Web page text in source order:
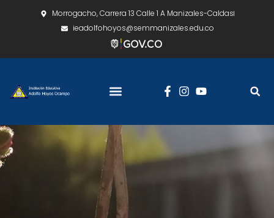
Morrogacho, Carrera 13 Calle 1 A Manizales-Caldas
ieadolfohoyos@semmanizales.edu.co